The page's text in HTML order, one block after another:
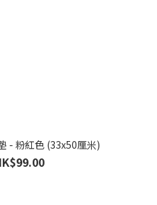
- 粉紅色 (33x50厘米)